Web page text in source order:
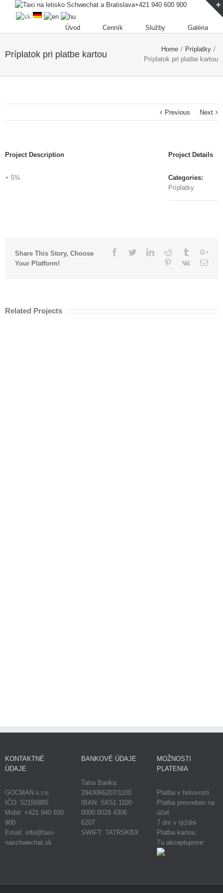
+421 940 600 900
Úvod Cenník Služby Galéria
Príplatok pri platbe kartou
Home / Príplatky /
Príplatok pri platbe kartou
Previous Next
Project Description
+ 5%
Project Details
Categories:
Príplatky
Share This Story, Choose
Your Platform!
Facebook
TwitterLinkedinReddit Tumblr
Pinterest
Vk
Related Projects
KONTAKTNÉ
ÚDAJE
GOCMAN s.r.o.
IČO: 52156885
Mobil: +421 940 600
900
Email: info@taxi-
naschwechat.sk
BANKOVÉ ÚDAJE
Tatra Banka:
2943066207/1100
IBAN: SK51 1100
0000 0029 4306
6207
SWIFT: TATRSKBX
MOŽNOSTI
PLATENIA
Platba v hotovosti
Platba prevodom na
účet
7 dní v týždni
Platba kartou
Tu akceptujeme: